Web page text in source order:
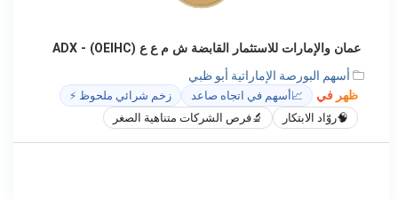
عمان والإمارات للاستثمار القابضة ش م ع ع (OEIHC) - ADX
أسهم البورصة الإماراتية أبو ظبي
ظهر في
📈 أسهم في اتجاه صاعد
زخم شرائي ملحوظ ⚡
🧠روّاد الابتكار 🔬فرص الشركات متناهية الصغر